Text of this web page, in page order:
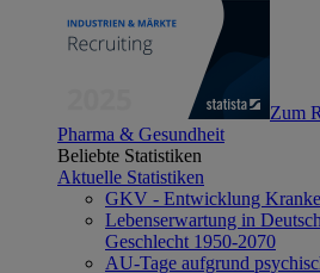
Zum
Pharma & Gesundheit
Beliebte Statistiken
Aktuelle Statistiken
GKV - Entwicklung
Lebenserwartung in
Geschlecht 1950-2070
AU-Tage aufgrund